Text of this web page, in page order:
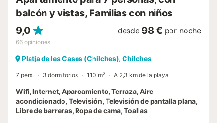
balcón y vistas, Familias con niños
9,0
66 opiniones
desde 98 € por noche
Platja de les Cases (Chilches), Chilches
7 pers. 3 dormitorios 110 m² A 2,3 km de la playa
Wifi, Internet, Aparcamiento, Terraza, Aire
acondicionado, Televisión, Televisión de pantalla plana,
Libre de barreras, Ropa de cama, Toallas